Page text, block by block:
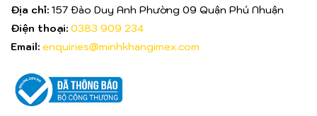
Địa chỉ: 157 Đào Duy Anh Phường 09 Quận Phú Nhuận
Điện thoại: 0383 909 234
Email: enquiries@minhkhangimex.com